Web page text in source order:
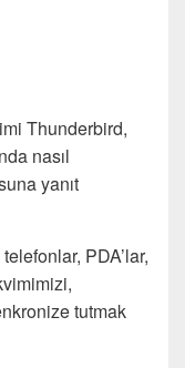
Thunderbird,
nasıl
yanıt
PDA’lar,
tutmak